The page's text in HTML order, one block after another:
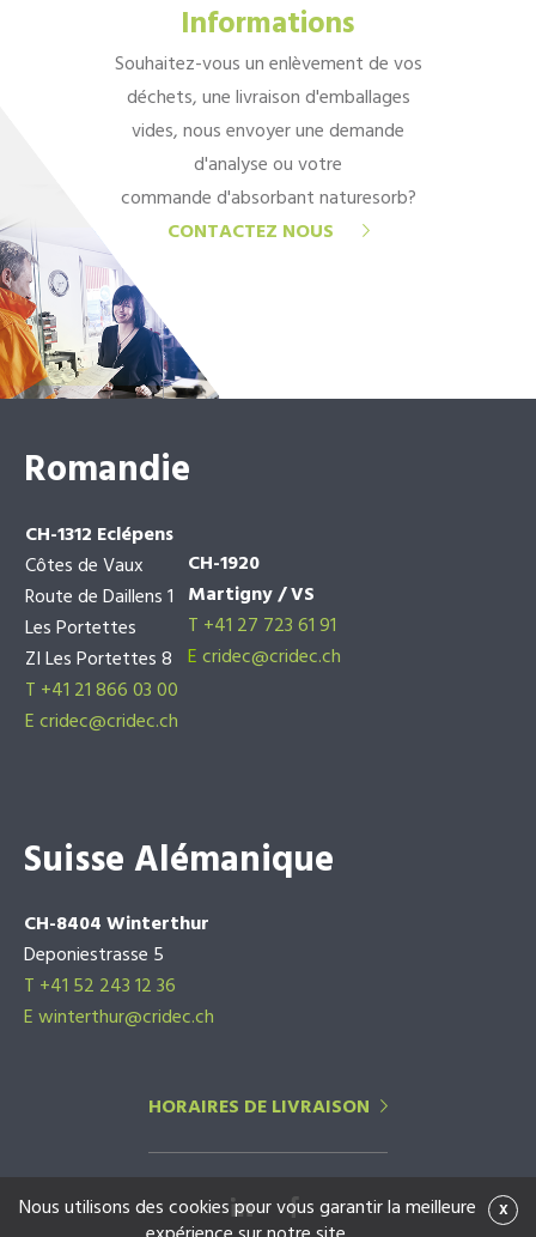
Informations
Souhaitez-vous un enlèvement de vos
déchets, une livraison d'emballages
vides, nous envoyer une demande
d'analyse ou votre
commande d'absorbant naturesorb?
CONTACTEZ NOUS
Romandie
CH-1312 Eclépens
Côtes de Vaux
Route de Daillens 1
Les Portettes
ZI Les Portettes 8
T +41 21 866 03 00
Ecridec@cridec.ch
CH-1920
Martigny / VS
T +41 27 723 61 91
Ecridec@cridec.ch
Suisse Alémanique
CH-8404 Winterthur
Deponiestrasse 5
T +41 52 243 12 36
E winterthur@cridec.ch
HORAIRES DE LIVRAISON
x
Nous utilisons des cookies pour vous garantir la meilleure